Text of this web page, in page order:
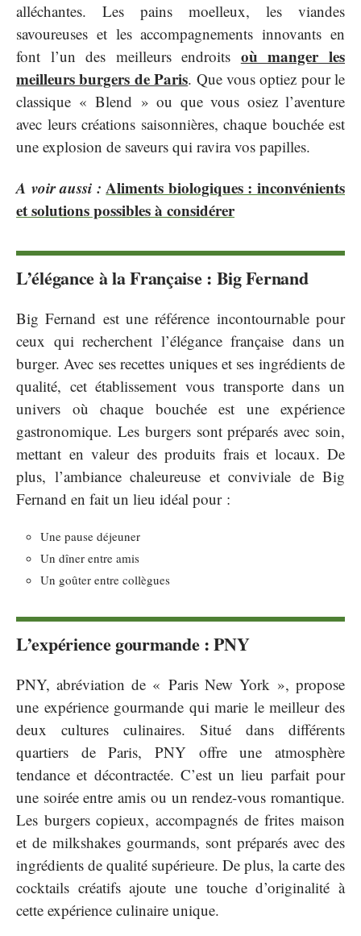
alléchantes. Les pains moelleux, les viandes
savoureuses et les accompagnements innovants en
font l’un des meilleurs endroits où manger les
meilleurs burgers de Paris. Que vous optiez pour le
classique « Blend » ou que vous osiez l’aventure
avec leurs créations saisonnières, chaque bouchée est
une explosion de saveurs qui ravira vos papilles.
A voir aussi : Aliments biologiques : inconvénients
et solutions possibles à considérer
L’élégance à la Française : Big Fernand
Big Fernand est une référence incontournable pour
ceux qui recherchent l’élégance française dans un
burger. Avec ses recettes uniques et ses ingrédients de
qualité, cet établissement vous transporte dans un
univers où chaque bouchée est une expérience
gastronomique. Les burgers sont préparés avec soin,
mettant en valeur des produits frais et locaux. De
plus, l’ambiance chaleureuse et conviviale de Big
Fernand en fait un lieu idéal pour :
Une pause déjeuner
Un dîner entre amis
Un goûter entre collègues
L’expérience gourmande : PNY
PNY, abréviation de « Paris New York », propose
une expérience gourmande qui marie le meilleur des
deux cultures culinaires. Situé dans différents
quartiers de Paris, PNY offre une atmosphère
tendance et décontractée. C’est un lieu parfait pour
une soirée entre amis ou un rendez-vous romantique.
Les burgers copieux, accompagnés de frites maison
et de milkshakes gourmands, sont préparés avec des
ingrédients de qualité supérieure. De plus, la carte des
cocktails créatifs ajoute une touche d’originalité à
cette expérience culinaire unique.